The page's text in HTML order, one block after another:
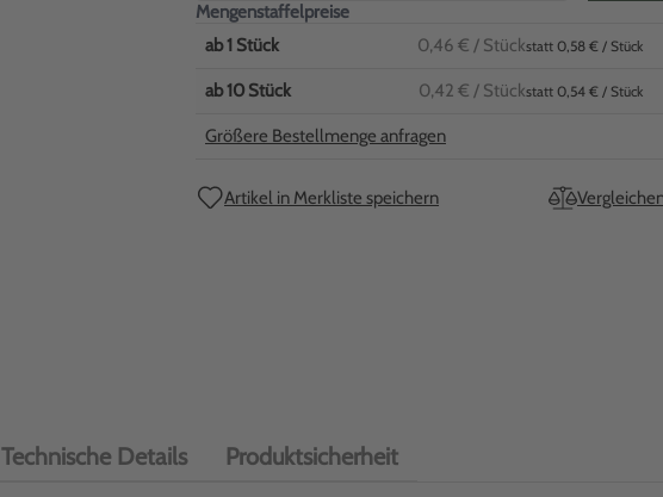
Mengenstaffelpreise
ab1 Stück 0,46 € / Stückstatt 0,58 € / Stück
ab10 Stück 0,42 € / Stückstatt 0,54 € / Stück
Größere Bestellmenge anfragen
Artikel in Merkliste speichern
Technische Details Produktsicherheit